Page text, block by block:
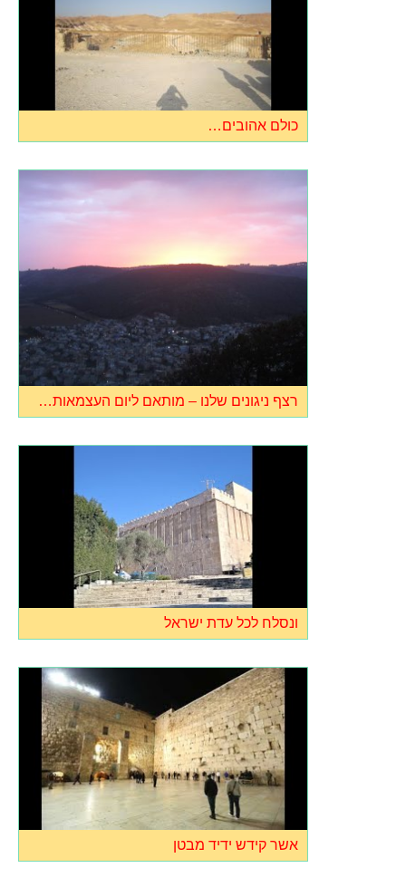
כולם אהובים…
רצף ניגונים שלנו – מותאם ליום העצמאות…
ונסלח לכל עדת ישראל
אשר קידש ידיד מבטן